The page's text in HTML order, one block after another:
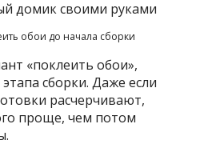
обои до начала сборки
«поклеить обои»,
сборки. Даже если
расчерчивают,
проще, чем потом